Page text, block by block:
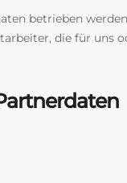
betrieben
die für uns